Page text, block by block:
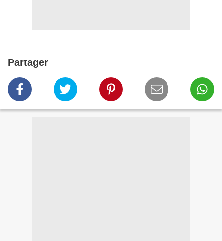
Partager